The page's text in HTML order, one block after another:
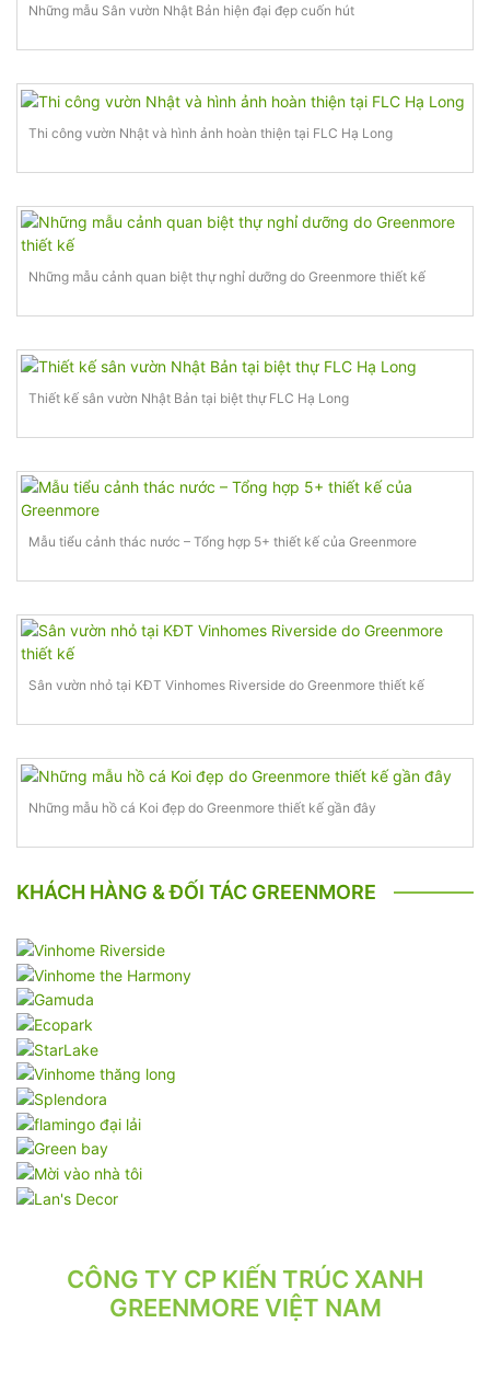
Những mẫu Sân vườn Nhật Bản hiện đại đẹp cuốn hút
Thi công vườn Nhật và hình ảnh hoàn thiện tại FLC Hạ Long
Những mẫu cảnh quan biệt thự nghỉ dưỡng do Greenmore thiết kế
Thiết kế sân vườn Nhật Bản tại biệt thự FLC Hạ Long
Mẫu tiểu cảnh thác nước – Tổng hợp 5+ thiết kế của Greenmore
Sân vườn nhỏ tại KĐT Vinhomes Riverside do Greenmore thiết kế
Những mẫu hồ cá Koi đẹp do Greenmore thiết kế gần đây
KHÁCH HÀNG & ĐỐI TÁC GREENMORE
CÔNG TY CP KIẾN TRÚC XANH
GREENMORE VIỆT NAM